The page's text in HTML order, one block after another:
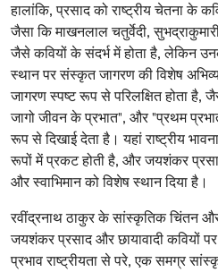
हालांकि, प्रसाद को राष्ट्रीय चेतना के
जैसा कि माखनलाल चतुर्वेदी,
जैसे कवियों के संदर्भ में होता है, लेकिन
स्थान पर संस्कृत जागरण की विशेष
जागरण स्पष्ट रूप से परिलक्षित होता है,
जागो जीवन के प्रभात", और "प्रथम
रूप से दिखाई देता है। यहां राष्ट्रीय
रूपों में प्रकट होती है, और जयशंकर
और स्वाभिमान को विशेष स्थान दिया है।
रवींद्रनाथ ठाकुर के सांस्कृतिक चिंतन
जयशंकर प्रसाद और छायावादी कवियों
प्रभाव राष्ट्रीयता से परे, एक समग्र